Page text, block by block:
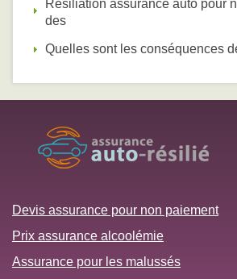
Résiliation assurance auto pour
des
Quelles sont les conséquences
Devis assurance pour non paiement
Prix assurance alcoolémie
Assurance pour les malussés